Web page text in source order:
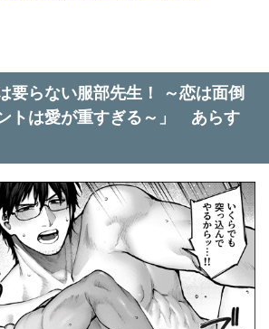
要らない服部先生！ ～恋は面倒
トは愛が重すぎる～」 あらす